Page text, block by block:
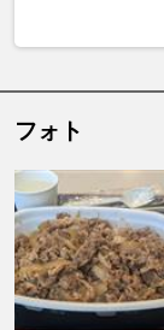
フォト